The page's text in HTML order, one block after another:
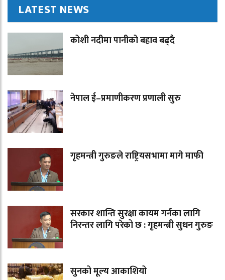
LATEST NEWS
कोशी नदीमा पानीको बहाव बढ्दै
नेपाल ई–प्रमाणीकरण प्रणाली सुरु
गृहमन्त्री गुरुङले राष्ट्रियसभामा मागे माफी
सरकार शान्ति सुरक्षा कायम गर्नका लागि
निरन्तर लागि परेको छ : गृहमन्त्री सुधन गुरुङ
सुनको मूल्य आकाशियो